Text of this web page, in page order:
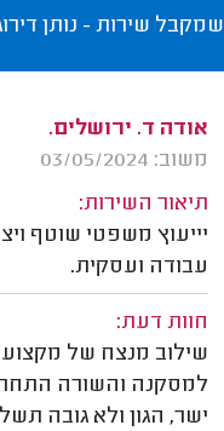
שמקבל שירות - נותן
אודה ד. ירושלים.
משוב: 03/05/2024
תיאור השירות:
יייעוץ משפטי שוטף
עבודה ועסקית.
חוות דעת:
למסקנה והשורה
ישר, הגון ולא גובה